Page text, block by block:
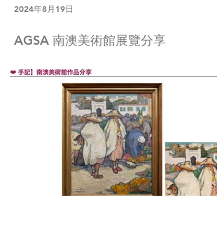
2024年8月19日
AGSA 南澳美術館展覽分享